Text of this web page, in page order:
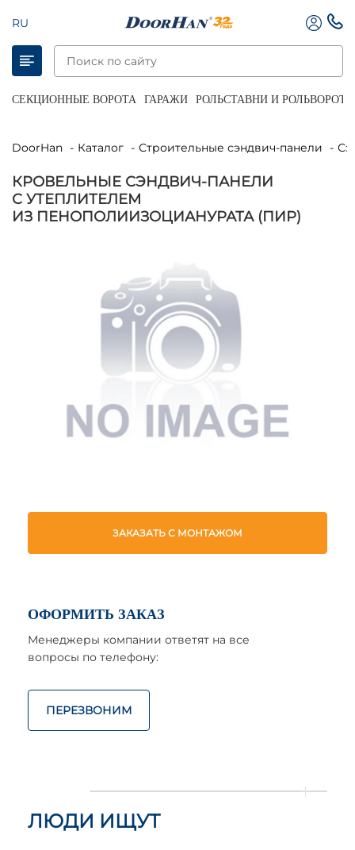
RU
СЕКЦИОННЫЕ ВОРОТА ГАРАЖИ РОЛЬСТАВНИ И РОЛЬВОРОТА
DoorHan Каталог Строительные сэндвич-панели
КРОВЕЛЬНЫЕ СЭНДВИЧ-ПАНЕЛИ
С УТЕПЛИТЕЛЕМ
ИЗ ПЕНОПОЛИИЗОЦИАНУРАТА (ПИР)
ЗАКАЗАТЬ С МОНТАЖОМ
ОФОРМИТЬ ЗАКАЗ
Менеджеры компании ответят на все
вопросы по телефону:
ПЕРЕЗВОНИМ
ЛЮДИ ИЩУТ